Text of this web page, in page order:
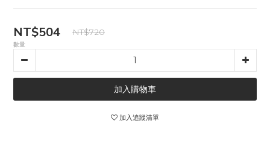
NT$504 NT$720
數量
加入購物車
加入追蹤清單